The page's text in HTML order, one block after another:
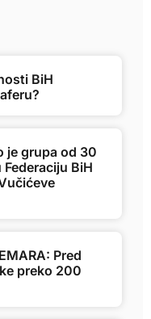
BiH
je grupa od 30
BiH
Pred
preko 200